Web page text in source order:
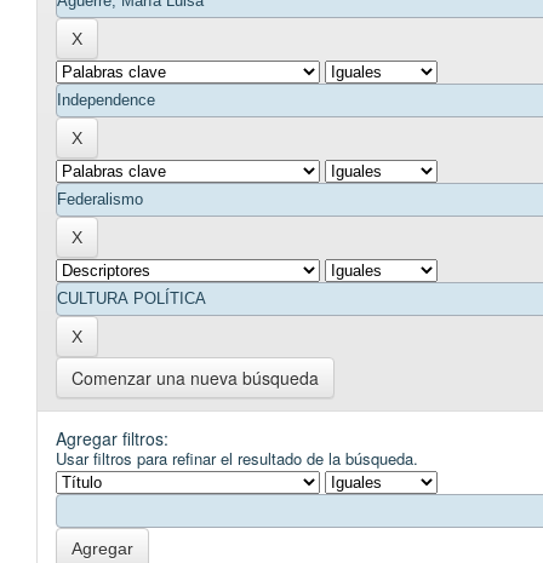
Comenzar una nueva búsqueda
Agregar filtros:
Usar filtros para refinar el resultado de la búsqueda.